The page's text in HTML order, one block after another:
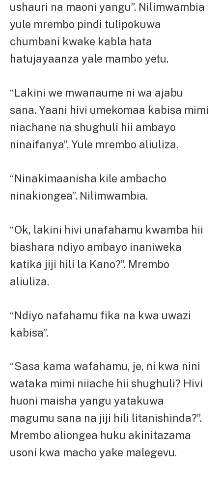
ushauri na maoni yangu”. Nilimwambia
yule mrembo pindi tulipokuwa
chumbani kwake kabla hata
hatujayaanza yale mambo yetu.
“Lakini we mwanaume ni wa ajabu
sana. Yaani hivi umekomaa kabisa mimi
niachane na shughuli hii ambayo
ninaifanya”. Yule mrembo aliuliza.
“Ninakimaanisha kile ambacho
ninakiongea”. Nilimwambia.
“Ok, lakini hivi unafahamu kwamba hii
biashara ndiyo ambayo inaniweka
katika jiji hili la Kano?”. Mrembo
aliuliza.
“Ndiyo nafahamu fika na kwa uwazi
kabisa”.
“Sasa kama wafahamu, je, ni kwa nini
wataka mimi niiache hii shughuli? Hivi
huoni maisha yangu yatakuwa
magumu sana na jiji hili litanishinda?”.
Mrembo aliongea huku akinitazama
usoni kwa macho yake malegevu.